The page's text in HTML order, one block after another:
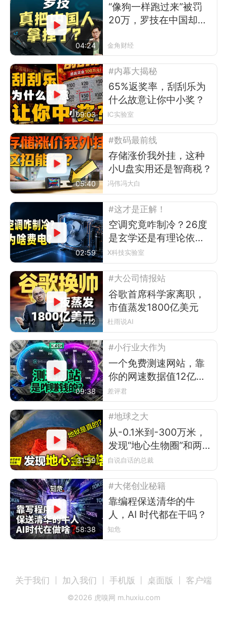
04:24
“像狗一样跑过来”被罚
20万，罗技在中国却卖
金角财经
09:03
#内幕大揭秘
65%返奖率，刮刮乐为
什么故意让你中小奖？
IC实验室
05:40
#数码最前线
存储涨价我外挂，这种
小U盘实用还是智商税？
冯伟冯大白
02:59
#这才是正解！
空调究竟咋制冷？26度
是玄学还是有理论依
据？
X科技实验室
11:12
#大公司情报站
谷歌首席科学家离职，
市值蒸发1800亿美元
杜雨说AI
09:38
#小行业大作为
一个免费测速网站，靠
你的网速数据值12亿美
元？
差评君
31:59
#地球之大
从-0.1米到-300万米，
发现“地心生物圈”和两
座“地心金字塔”
自说自话的总裁
58:38
#大佬创业秘籍
靠编程保送清华的牛
人，AI 时代都在干吗？
知危
关于我们 加入我们 手机版 桌面版 客户端
©2026 虎嗅网 m.huxiu.com